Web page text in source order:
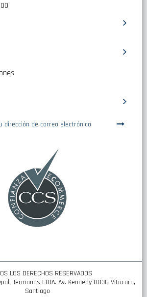
LOS DERECHOS RESERVADOS
Hermanos LTDA. Av. Kennedy 8036 Vitacura,
Santiago